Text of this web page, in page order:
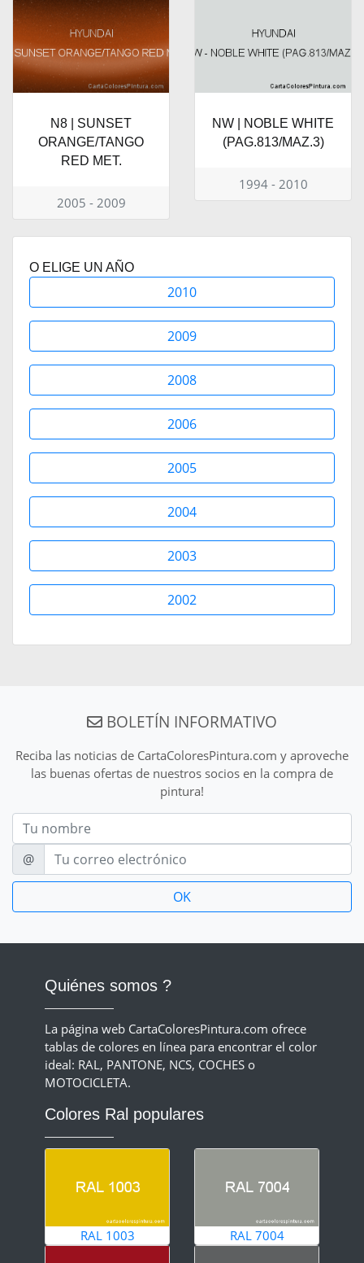
N8 | SUNSET
ORANGE/TANGO
RED MET.
2005 - 2009
NW | NOBLE WHITE
(PAG.813/MAZ.3)
1994 - 2010
O ELIGE UN AÑO
2010
2009
2008
2006
2005
2004
2003
2002
BOLETÍN INFORMATIVO
Reciba las noticias de CartaColoresPintura.com y aproveche
las buenas ofertas de nuestros socios en la compra de
pintura!
Nom
E-mail
@
Quiénes somos ?
La página web CartaColoresPintura.com ofrece
tablas de colores en línea para encontrar el color
ideal: RAL, PANTONE, NCS, COCHES o
MOTOCICLETA.
Colores Ral populares
RAL 1003 RAL 7004